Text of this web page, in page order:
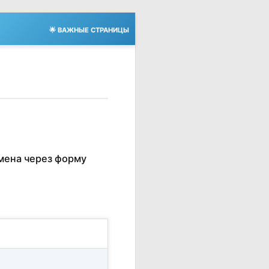
🌟 ВАЖНЫЕ СТРАНИЦЫ
через форму